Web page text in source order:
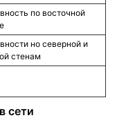
по восточной
но северной и
стенам
сети